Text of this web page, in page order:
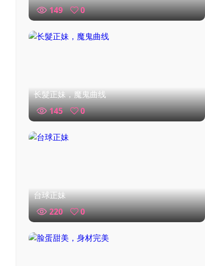
149
0
长髮正妹，魔鬼曲线
145
0
台球正妹
220
0